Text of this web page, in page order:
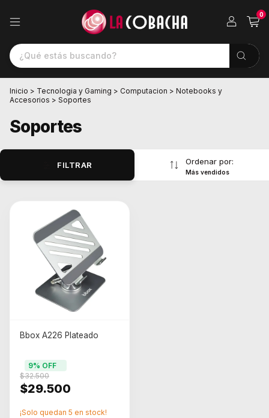
0
Inicio > Tecnologia y Gaming > Computacion > Notebooks y
Accesorios > Soportes
Soportes
FILTRAR Ordenar por:
Más vendidos
Bbox A226 Plateado
$29.500
$32.500
9% OFF
¡Solo quedan 5 en stock!